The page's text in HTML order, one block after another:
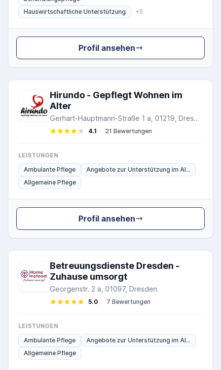
Hauswirtschaftliche Unterstützung
+5
Profil ansehen
Hirundo - Gepflegt Wohnen im
Alter
Gerhart-Hauptmann-Straße 1 a, 01219, Dresden
4.1 · 21 Bewertungen
LEISTUNGEN
Ambulante Pflege
Angebote zur Unterstützung im Al...
Allgemeine Pflege
Profil ansehen
Betreuungsdienste Dresden -
Zuhause umsorgt
Georgenstr. 2 a, 01097, Dresden
5.0 · 7 Bewertungen
LEISTUNGEN
Ambulante Pflege
Angebote zur Unterstützung im Al...
Allgemeine Pflege